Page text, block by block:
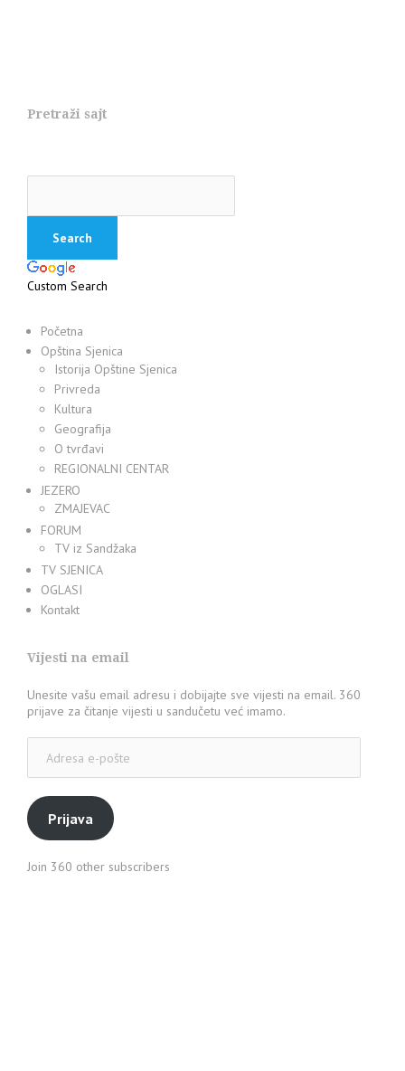
Pretraži sajt
Custom Search
Početna
Opština Sjenica
Istorija Opštine Sjenica
Privreda
Kultura
Geografija
O tvrđavi
REGIONALNI CENTAR
JEZERO
ZMAJEVAC
FORUM
TV iz Sandžaka
TV SJENICA
OGLASI
Kontakt
Vijesti na email
Unesite vašu email adresu i dobijajte sve vijesti na email. 360
prijave za čitanje vijesti u sandučetu već imamo.
pošte
Prijava
Join 360 other subscribers